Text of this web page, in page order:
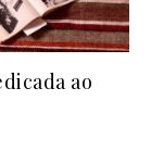
ao